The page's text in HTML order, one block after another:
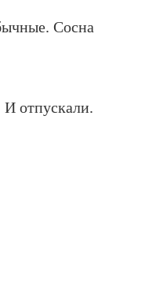
Сосна
отпускали.